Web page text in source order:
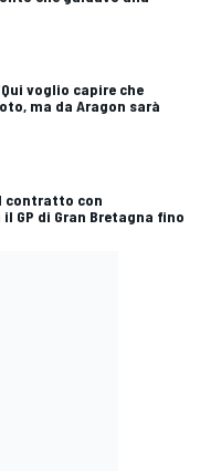
voglio capire che
ma da Aragon sarà
contratto con
GP di Gran Bretagna fino